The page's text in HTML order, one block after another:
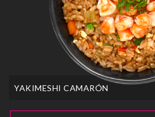
YAKIMESHI CAMARÓN